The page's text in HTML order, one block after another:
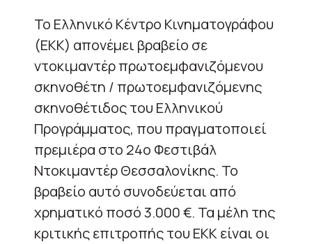
Το Ελληνικό Κέντρο Κινηματογράφου
(ΕΚΚ) απονέμει βραβείο σε
ντοκιμαντέρ πρωτοεμφανιζόμενου
σκηνοθέτη / πρωτοεμφανιζόμενης
σκηνοθέτιδος του Ελληνικού
Προγράμματος, που πραγματοποιεί
πρεμιέρα στο 24ο Φεστιβάλ
Ντοκιμαντέρ Θεσσαλονίκης. Το
βραβείο αυτό συνοδεύεται από
χρηματικό ποσό 3.000 €. Τα μέλη της
κριτικής επιτροπής του ΕΚΚ είναι οι